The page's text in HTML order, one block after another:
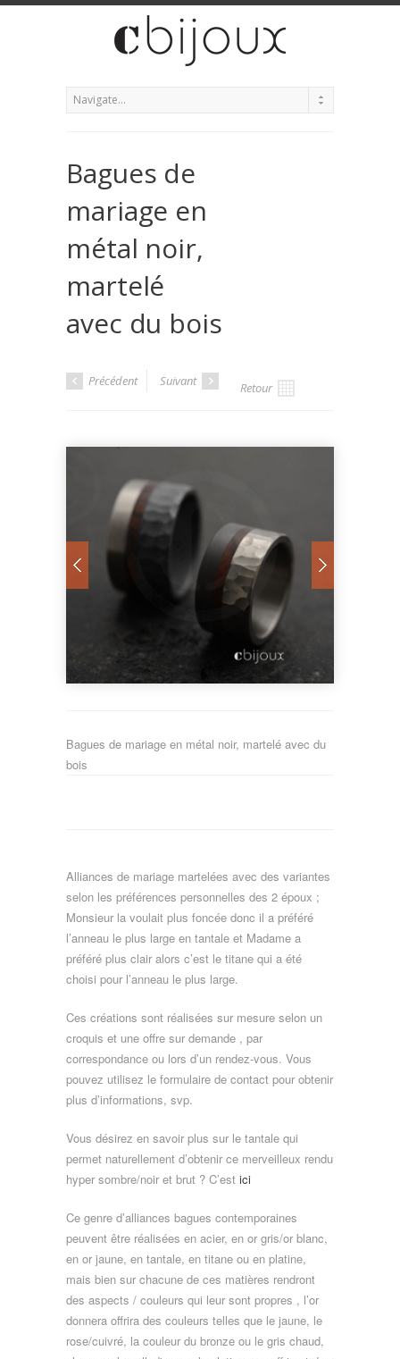
Bagues de
mariage en
métal noir,
martelé
avec du bois
Précédent Suivant Retour
Bagues de mariage en métal noir, martelé avec du
bois
Alliances de mariage martelées avec des variantes
selon les préférences personnelles des 2 époux ;
Monsieur la voulait plus foncée donc il a préféré
l’anneau le plus large en tantale et Madame a
préféré plus clair alors c’est le titane qui a été
choisi pour l’anneau le plus large.
Ces créations sont réalisées sur mesure selon un
croquis et une offre sur demande , par
correspondance ou lors d’un rendez-vous. Vous
pouvez utilisez le formulaire de contact pour obtenir
plus d’informations, svp.
Vous désirez en savoir plus sur le tantale qui
permet naturellement d’obtenir ce merveilleux rendu
hyper sombre/noir et brut ? C’est ici
Ce genre d’alliances bagues contemporaines
peuvent être réalisées en acier, en or gris/or blanc,
en or jaune, en tantale, en titane ou en platine,
mais bien sur chacune de ces matières rendront
des aspects / couleurs qui leur sont propres , l’or
donnera offrira des couleurs telles que le jaune, le
rose/cuivré, la couleur du bronze ou le gris chaud,